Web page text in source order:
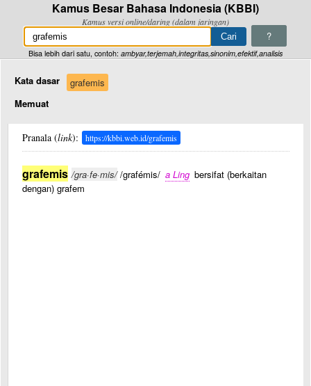
Kamus Besar Bahasa Indonesia (KBBI)
Kamus versi online/daring (dalam jaringan)
?
Bisa lebih dari satu, contoh: ambyar,terjemah,integritas,sinonim,efektif,analisis
Kata dasar
grafemis
Memuat
Pranala (link): https://kbbi.web.id/grafemis
grafemis /gra·fe·mis//grafémis/ a Ling bersifat (berkaitan
dengan) grafem